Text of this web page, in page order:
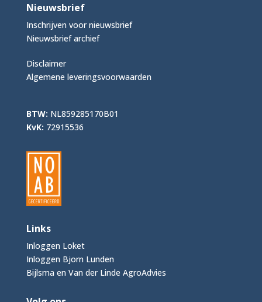
Nieuwsbrief
Inschrijven voor nieuwsbrief
Nieuwsbrief archief
Disclaimer
Algemene leveringsvoorwaarden
BTW: NL859285170B01
KvK: 72915536
Links
Inloggen Loket
Inloggen Bjorn Lunden
Bijlsma en Van der Linde AgroAdvies